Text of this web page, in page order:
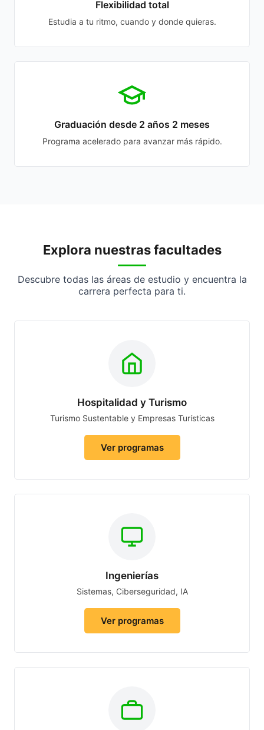
Flexibilidad total
Estudia a tu ritmo, cuando y donde quieras.
Graduación desde 2 años 2 meses
Programa acelerado para avanzar más rápido.
Explora nuestras facultades
Descubre todas las áreas de estudio y encuentra la
carrera perfecta para ti.
Hospitalidad y Turismo
Turismo Sustentable y Empresas Turísticas
Ver programas
Ingenierías
Sistemas, Ciberseguridad, IA
Ver programas